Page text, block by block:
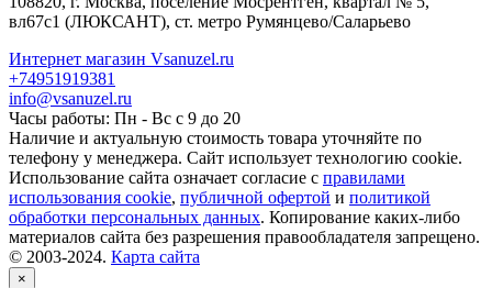
вл67с1 (ЛЮКСАНТ), ст. метро Румянцево/Саларьево
Интернет магазин Vsanuzel.ru
+74951919381
info@vsanuzel.ru
Часы работы: Пн - Вс с 9 до 20
Наличие и актуальную стоимость товара уточняйте по
телефону у менеджера. Сайт использует технологию cookie.
Использование сайта означает согласие с правилами
использования cookie, публичной офертой и политикой
обработки персональных данных. Копирование каких-либо
материалов сайта без разрешения правообладателя запрещено.
© 2003-2024. Карта сайта
×